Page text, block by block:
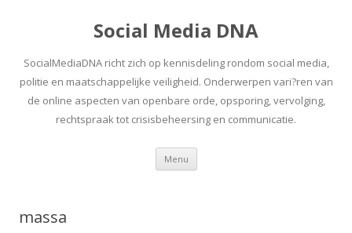
Social Media DNA
SocialMediaDNA richt zich op kennisdeling rondom social media,
politie en maatschappelijke veiligheid. Onderwerpen vari?ren van
de online aspecten van openbare orde, opsporing, vervolging,
rechtspraak tot crisisbeheersing en communicatie.
Menu Spring
inhoud
massa